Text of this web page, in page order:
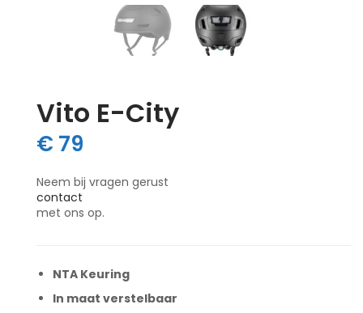
Vito E-City
€ 79
Neem bij vragen gerust
contact
met ons op.
NTA Keuring
In maat verstelbaar